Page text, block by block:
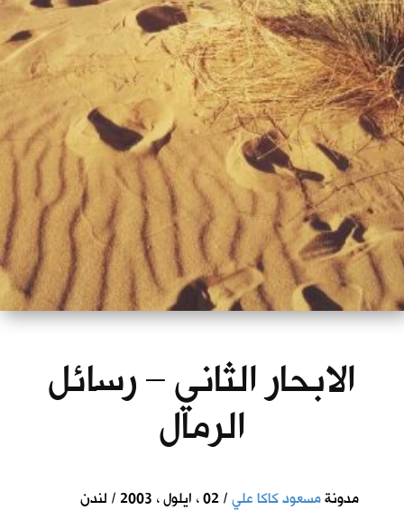
الابحار الثاني – رسائل
الرمال
مدونةمسعود كاكا علي/ 02 ، ايلول ، 2003 / لندن